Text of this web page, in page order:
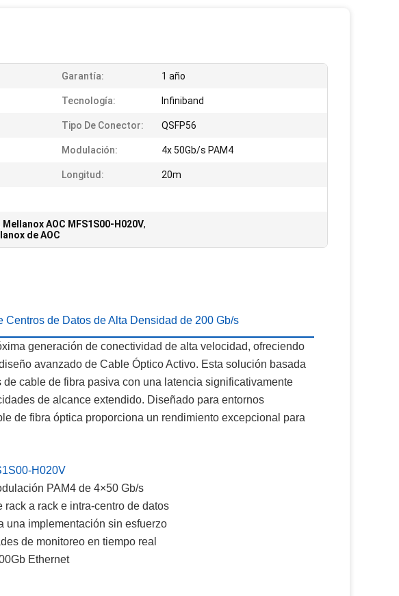
Garantía: 1 año
Tecnología: Infiniband
Tipo De Conector: QSFP56
Modulación: 4x 50Gb/s PAM4
Longitud: 20m
Mellanox AOC MFS1S00-H020V,
de AOC
de Datos de Alta Densidad de 200 Gb/s
generación de conectividad de alta velocidad, ofreciendo
avanzado de Cable Óptico Activo. Esta solución basada
cable de fibra pasiva con una latencia significativamente
de alcance extendido. Diseñado para entornos
de fibra óptica proporciona un rendimiento excepcional para
H020V
PAM4 de 4×50 Gb/s
a rack e intra-centro de datos
una implementación sin esfuerzo
de monitoreo en tiempo real
Ethernet